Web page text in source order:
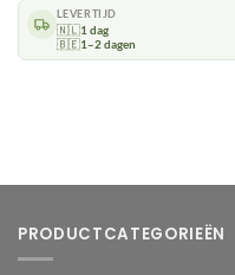
LEVERTIJD
🇳🇱1 dag
🇧🇪1–2 dagen
PRODUCTCATEGORIEËN